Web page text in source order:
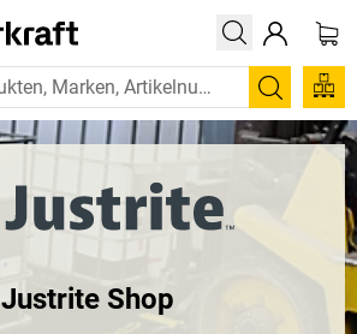
Suchen
Justrite Shop